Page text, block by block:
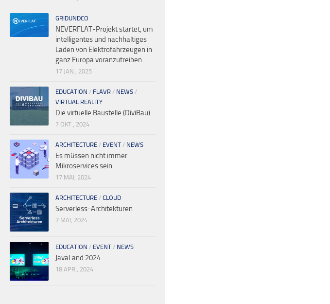
GRIDUNDCO
NEVERFLAT-Projekt startet, um
intelligentes und nachhaltiges
Laden von Elektrofahrzeugen in
ganz Europa voranzutreiben
17 JAN., 2025
EDUCATION / FLAVR / NEWS /
VIRTUAL REALITY
Die virtuelle Baustelle (DiviBau)
7 OKT., 2024
ARCHITECTURE / EVENT / NEWS
Es müssen nicht immer
Mikroservices sein
17 MAI, 2024
ARCHITECTURE / CLOUD
Serverless-Architekturen
7 MAI, 2024
EDUCATION / EVENT / NEWS
JavaLand 2024
18 APR., 2024